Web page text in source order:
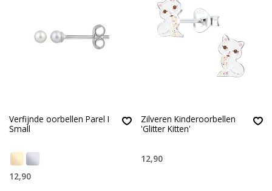
Verfijnde oorbellen Parel I
Small
12,90
Zilveren Kinderoorbellen
'Glitter Kitten'
12,90